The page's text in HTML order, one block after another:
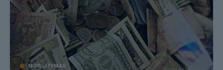
MOBILITYMAG